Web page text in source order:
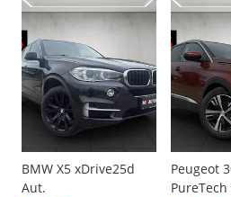
BMW X5 xDrive25d
Aut.
Peugeot
PureTech